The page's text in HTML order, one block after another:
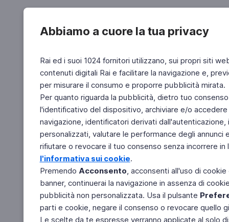
Abbiamo a cuore la tua privacy
Rai ed i suoi 1024 fornitori utilizzano, sui propri siti
contenuti digitali Rai e facilitare la navigazione e,
per misurare il consumo e proporre pubblicità mirata.
Per quanto riguarda la pubblicità, dietro tuo
l'identificativo del dispositivo, archiviare e/o
navigazione, identificatori derivati
personalizzati, valutare le performance degli
rifiutare o revocare il tuo consenso senza incorrere
l'informativa sui cookie.
Premendo Acconsento, acconsenti all'uso di
banner, continuerai la navigazione in assenza di
pubblicità non personalizzata. Usa il pulsante
parti e cookie, negare il consenso o revocare quello
Le scelte da te espresse verranno applicate al solo